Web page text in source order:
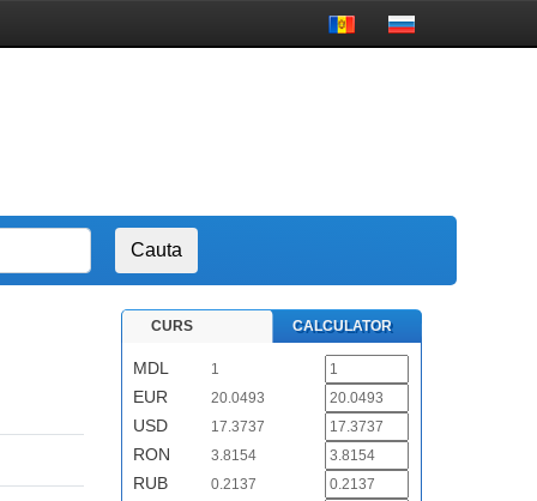
CURS CALCULATOR
MDL 1
EUR 20.0493
USD 17.3737
RON 3.8154
RUB 0.2137